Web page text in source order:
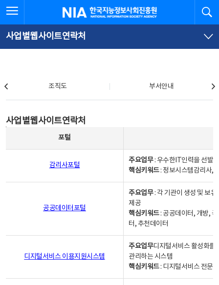
문
로
가
체
뉴
바
가
한국지능정보사회진흥원
사업별웹사이트연락처
조직도 부서안내
사업별웹사이트연락처
포털
감리사포털
주요업무: 우수한IT인력을 선발
핵심키워드: 정보시스템감리사,
공공데이터포털
주요업무: 각 기관이 생성 및 보
제공
핵심키워드: 공공데이터, 개방,
터, 추천데이터
디지털서비스 이용지원시스템
주요업무디지털서비스 활성화를
관리하는 시스템
핵심키워드: 디지털서비스 전문